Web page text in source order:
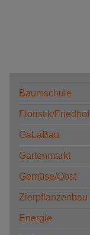
Baumschule
Floristik/Friedhof
GaLaBau
Gartenmarkt
Gemüse/Obst
Zierpflanzenbau
Energie